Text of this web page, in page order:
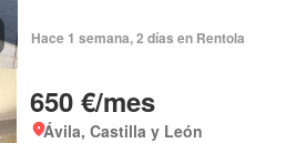
Hace 1 semana, 2 días en Rentola
650 €/mes
Ávila, Castilla y León